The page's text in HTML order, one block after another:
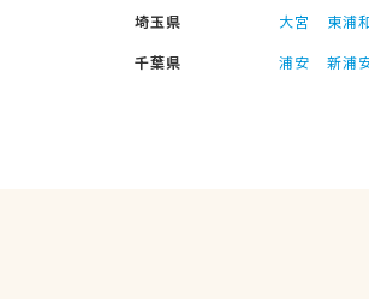
埼玉県
大宮 東浦
千葉県
浦安 新浦